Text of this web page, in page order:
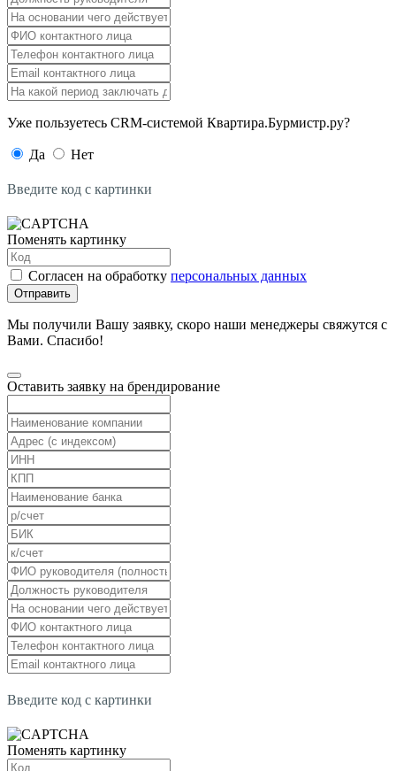
Уже пользуетесь CRM-системой Квартира.Бурмистр.ру?
Да Нет
Введите код с картинки
Поменять картинку
Согласен на обработку персональных данных
Отправить
Мы получили Вашу заявку, скоро наши менеджеры свяжутся с
Вами. Спасибо!
Оставить заявку на брендирование
Введите код с картинки
Поменять картинку